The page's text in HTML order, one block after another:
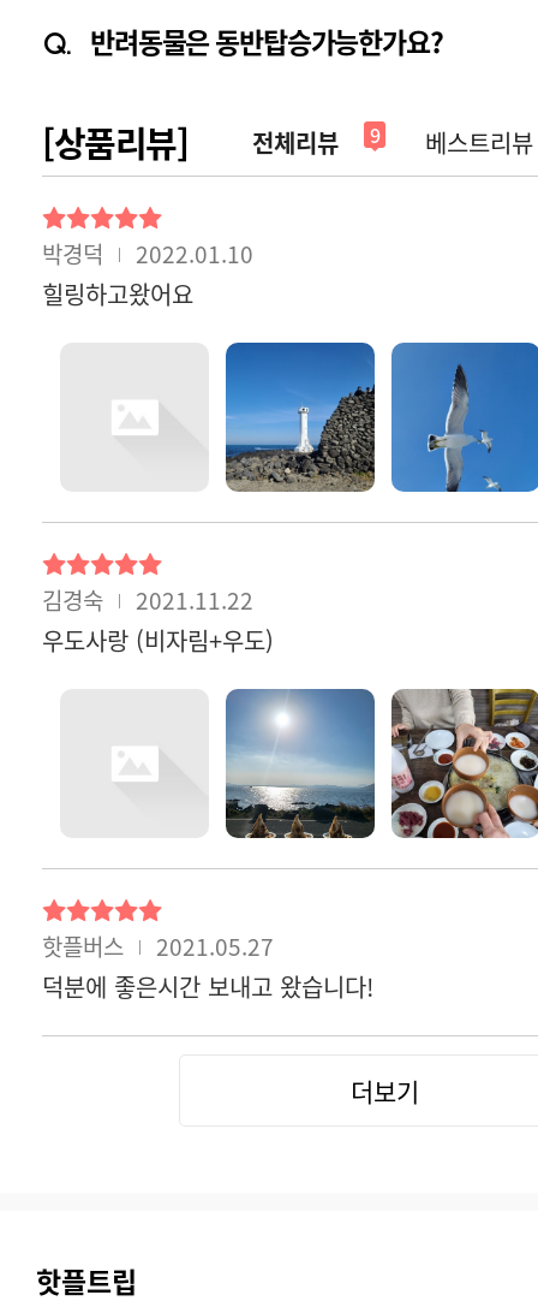
Q. 반려동물은 동반탑승가능한가요?
[상품리뷰] 전체리뷰 9 베스트리뷰
핫플트립